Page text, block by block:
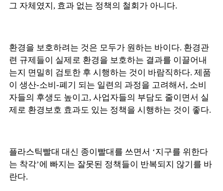
그 자체였지, 효과 없는 정책의 철회가 아니다.
환경을 보호하려는 것은 모두가 원하는 바이다. 환경관
련 규제들이 실제로 환경을 보호하는 결과를 이끌어내
는지 면밀히 검토한 후 시행하는 것이 바람직하다. 제품
이 생산-소비-폐기 되는 일련의 과정을 고려해서, 소비
자들의 후생도 높이고, 사업자들의 부담도 줄이면서 실
제로 환경보호 효과도 있는 정책을 시행하는 것이 좋다.
플라스틱빨대 대신 종이빨대를 쓰면서 ‘지구를 위한다
는 착각’에 빠지는 잘못된 정책들이 반복되지 않기를 바
란다.